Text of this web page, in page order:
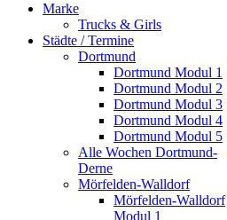
Marke
Trucks & Girls
Städte / Termine
Dortmund
Dortmund Modul 1
Dortmund Modul 2
Dortmund Modul 3
Dortmund Modul 4
Dortmund Modul 5
Alle Wochen Dortmund-
Derne
Mörfelden-Walldorf
Mörfelden-Walldorf
Modul 1